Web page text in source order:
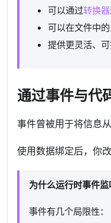
可以通过转换器
可以在文件中
提供更灵活、
通过事件与代
事件曾被用于将信息
使用数据绑定后，你
为什么运行时事件监
事件有几个局限性：